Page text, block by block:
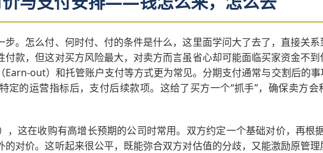
。怎么付、何时付、付的条件是什么，这里面学问大了去了，直接关
付款，但这对买方风险最大，对卖方而言虽省心却可能面临买家资金不
Earn-out）和托管账户支付等方式更为常见。分期支付通常与交割后的
定的运营指标后，支付后续款项。这给了买方一个“抓手”，确保卖方
，这在收购有高增长预期的公司时常用。双方约定一个基础对价，再根
的对价。这听起来很公平，既能弥合双方对估值的分歧，又能激励原管